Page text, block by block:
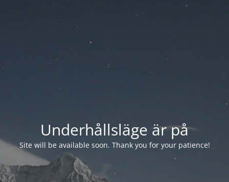
Underhållsläge är på
Site will be available soon. Thank you for your patience!